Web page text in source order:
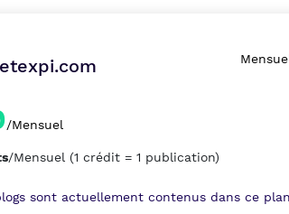
/Mensuel
/Mensuel (1 crédit = 1 publication)
sont actuellement contenus dans ce plan